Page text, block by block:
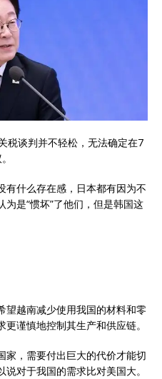
税谈判并不轻松，无法确定在7
有什么存在感，日本都有因为不
是“惯坏”了他们，但是韩国这
望越南减少使用我国的材料和零
谨慎地控制其生产和供应链。
家，需要付出巨大的代价才能切
对于我国的需求比对美国大。